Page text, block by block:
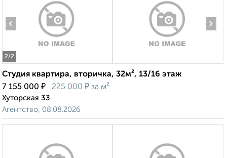
2/2
‹ ›
Студия квартира, вторичка, 32м², 13/16 этаж
7 155 000 ₽ 225 000 ₽ за м²
Хуторская 33
Агентство, 08.08.2026